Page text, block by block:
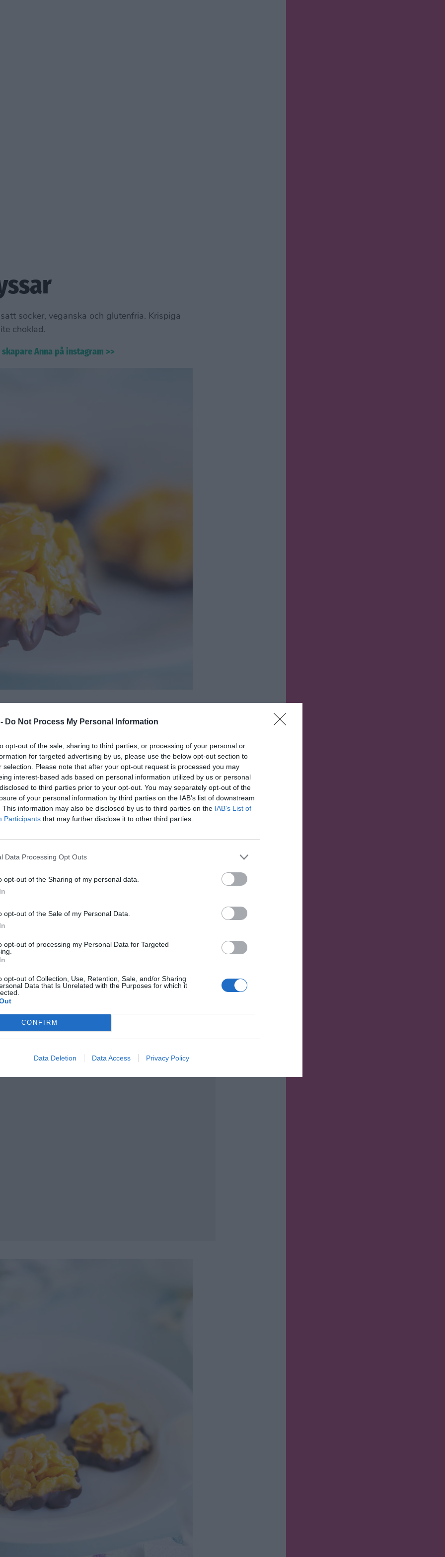
Do Not Process My Personal Information
opt-out of the sale, sharing to third parties, or processing of your personal or
for targeted advertising by us, please use the below opt-out section to
selection. Please note that after your opt-out request is processed you may
interest-based ads based on personal information utilized by us or personal
to third parties prior to your opt-out. You may separately opt-out of the
of your personal information by third parties on the IAB’s list of downstream
This information may also be disclosed by us to third parties on the IAB’s List of
Participants that may further disclose it to other third parties.
Data Processing Opt Outs
opt-out of the Sharing of my personal data.
opt-out of the Sale of my Personal Data.
opt-out of processing my Personal Data for Targeted
opt-out of Collection, Use, Retention, Sale, and/or Sharing
Data that Is Unrelated with the Purposes for which it
CONFIRM
Data Deletion Data Access Privacy Policy
socker, veganska och glutenfria. Krispiga
choklad.
Anna på instagram >>
gör du
Rör ihop alla ingredienser (utom cornflakes och
choklad) i en kastrull. Rör om då och då och låt
Ta av kastrullen från värmen och blanda ner
kyl.
Doppa de riktigt kalla kakorna i choklad och låt